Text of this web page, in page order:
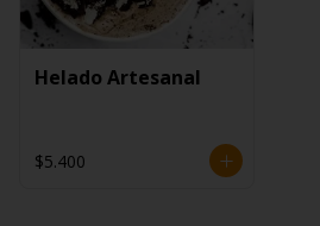
Helado Artesanal
$5.400